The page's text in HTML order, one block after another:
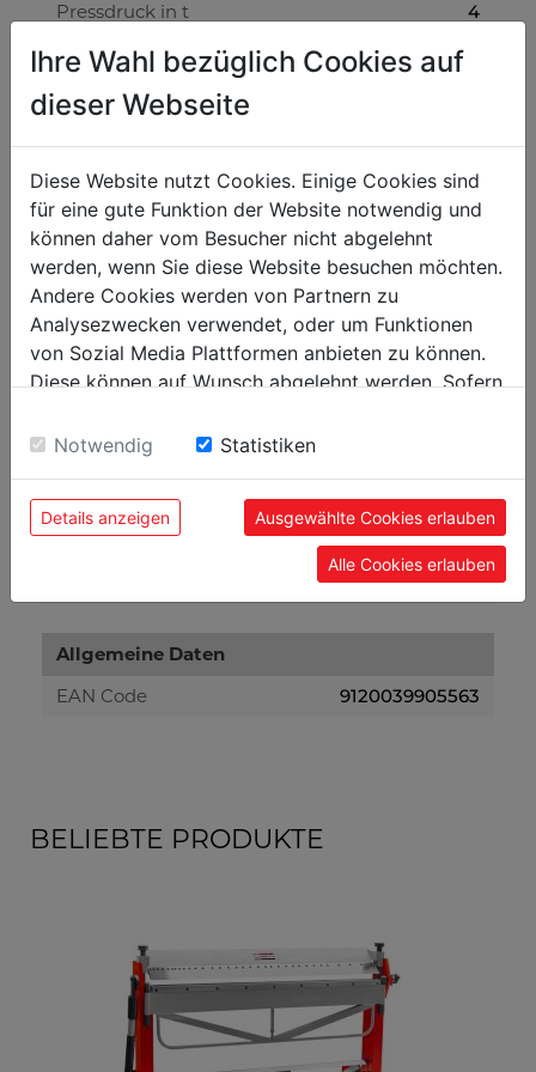
Pressdruck in t 4
max. Stanzkantenlänge in mm
Blechbearbeitung
max. Blechstärke in mm
Gewicht
Nettogewicht in kg
90
Bruttogewicht in kg
110
Versandmaße
Verpackungshöhe in mm
500
Verpackungsbreite in mm
400
550
Allgemeine Daten
EAN Code
9120039905563
BELIEBTE PRODUKTE
Ihre Wahl bezüglich Cookies auf
dieser Webseite
Diese Website nutzt Cookies. Einige Cookies sind
für eine gute Funktion der Website notwendig und
können daher vom Besucher nicht abgelehnt
werden, wenn Sie diese Website besuchen möchten.
Andere Cookies werden von Partnern zu
Analysezwecken verwendet, oder um Funktionen
von Sozial Media Plattformen anbieten zu können.
Diese können auf Wunsch abgelehnt werden. Sofern
Einwilligung zu unseren Cookies.
Notwendig Statistiken
Details anzeigen Ausgewählte Cookies erlauben
Alle Cookies erlauben